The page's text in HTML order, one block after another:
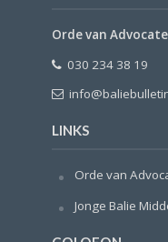
Orde van
030 234 38 19
LINKS
Orde van
Jonge Balie